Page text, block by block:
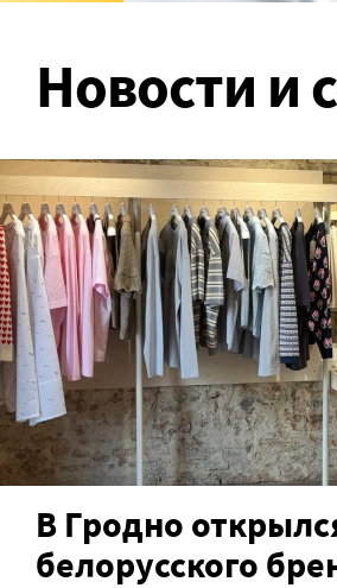
Новости и
В Гродно
белорусского